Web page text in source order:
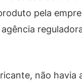
pela
não havia